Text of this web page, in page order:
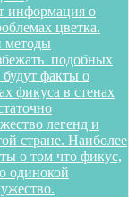
информация о
цветка.
методы
подобных
факты о
фикуса в стенах
легенд и
стране. Наиболее
о том что фикус,
одинокой